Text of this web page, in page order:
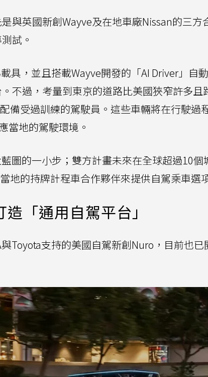
與英國新創Wayve及在地車廠Nissan的三方
試。
具，並且搭載Wayve開發的「AI Driver」自
不過，考量到東京的道路比美國狹窄許多且
備受過訓練的駕駛員。這些車輛將在行駛過
當地的駕駛環境。
圖的一小步；雙方計畫未來在全球超過10個
地的持牌計程車合作夥伴來提供自駕乘車選
「通用自駕平台」
Toyota支持的美國自駕新創Nuro，目前也已